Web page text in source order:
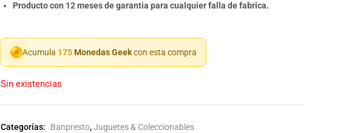
Producto con 12 meses de garantia para cualquier falla de fabrica.
Acumula 175Monedas Geekcon esta compra
Sin existencias
Categorías: Banpresto,Juguetes & Coleccionables